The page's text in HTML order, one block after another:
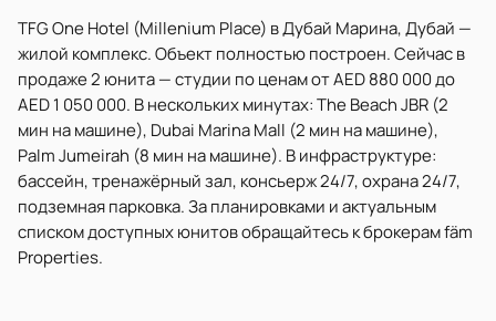
TFG One Hotel (Millenium Place) в Дубай Марина, Дубай —
жилой комплекс. Объект полностью построен. Сейчас в
продаже 2 юнита — студии по ценам от AED 880 000 до
AED 1 050 000. В нескольких минутах: The Beach JBR (2
мин на машине), Dubai Marina Mall (2 мин на машине),
Palm Jumeirah (8 мин на машине). В инфраструктуре:
бассейн, тренажёрный зал, консьерж 24/7, охрана 24/7,
подземная парковка. За планировками и актуальным
списком доступных юнитов обращайтесь к брокерам fäm
Properties.